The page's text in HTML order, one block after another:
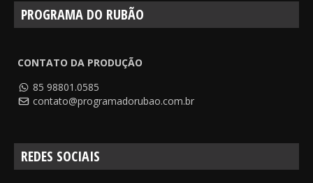
PROGRAMA DO RUBÃO
CONTATO DA PRODUÇÃO
85 98801.0585
contato@programadorubao.com.br
REDES SOCIAIS